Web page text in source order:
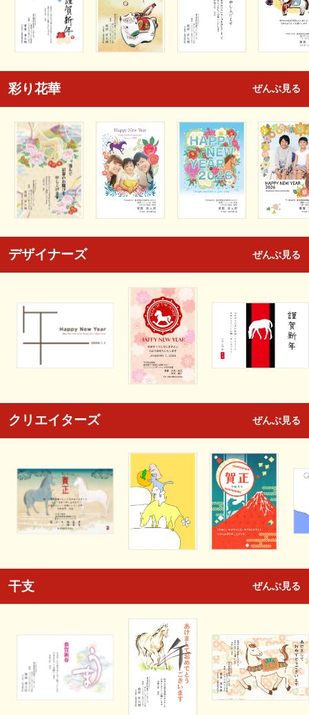
彩り花華 ぜんぶ見る
デザイナーズ ぜんぶ見る
クリエイターズ ぜんぶ見る
干支 ぜんぶ見る